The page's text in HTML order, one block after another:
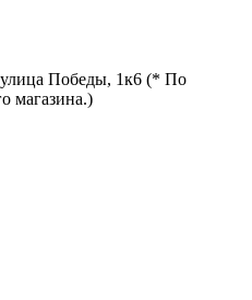
улица Победы, 1к6 (* По
магазина.)